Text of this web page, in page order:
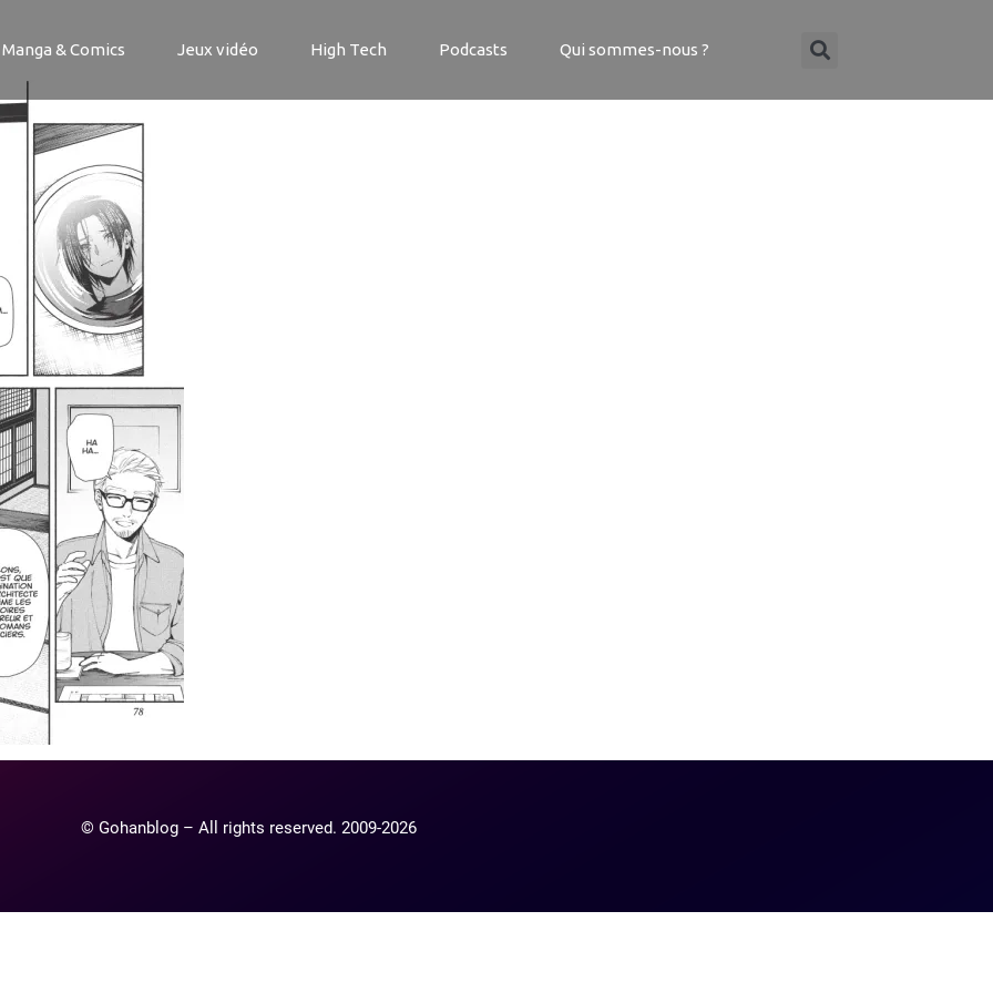
Manga & Comics Jeux vidéo High Tech Podcasts Qui sommes-nous ?
House
© Gohanblog – All rights reserved. 2009-2026